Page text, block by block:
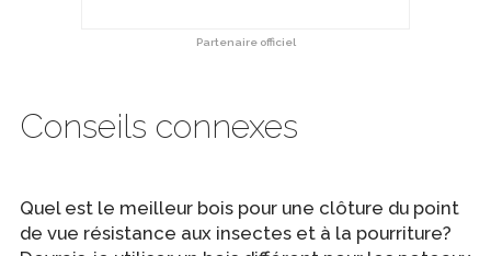
Partenaire officiel
Conseils connexes
Quel est le meilleur bois pour une clôture du point
de vue résistance aux insectes et à la pourriture?